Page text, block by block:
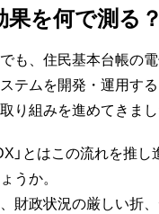
を何で測る？
も、住民基本台帳の
テムを開発・運用す
り組みを進めてきまし
」とはこの流れを推
うか。
財政状況の厳しい折